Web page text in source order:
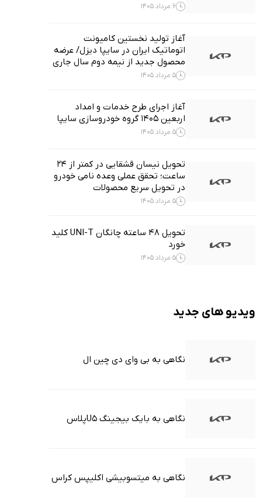
6 مرداد 1405
آغاز تولید نخستین کامیونت
اتوماتیک ایران در سایپا دیزل/ عرضه
محصول جدید از نیمه دوم سال جاری
5 مرداد 1405
آغاز اجرای طرح خدمات و امداد
اربعین ۱۴۰۵ گروه خودروسازی سایپا
5 مرداد 1405
تحویل نیسان قشقایی در کمتر از ۲۴
ساعت؛ تحقق عملی وعده نامی خودرو
در تحویل سریع محصولات
5 مرداد 1405
تحویل ۴۸ ساعته چانگان UNI-T کلید
خورد
5 مرداد 1405
ویدیو های جدید
نگاهی به بی وای دی چین ال
نگاهی به بایک بیجینگ U5پلاس
نگاهی به میتسوبیشی اکلیپس کراس